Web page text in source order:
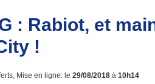
: Rabiot, et
!
Mise en ligne: le 29/08/2018 à 10h14